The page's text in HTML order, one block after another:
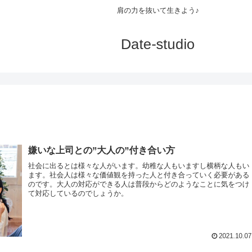
肩の力を抜いて生きよう♪
Date-studio
嫌いな上司との”大人の”付き合い方
社会に出るとは様々な人がいます。幼稚な人もいますし横柄な人もい
ます。社会人は様々な価値観を持った人と付き合っていく必要がある
のです。大人の対応ができる人は普段からどのようなことに気をつけ
て対応しているのでしょうか。
2021.10.07